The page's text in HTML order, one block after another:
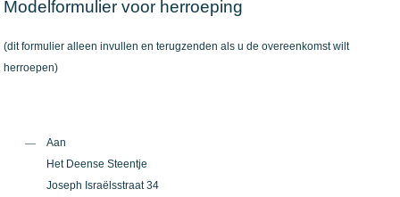
Modelformulier voor herroeping
(dit formulier alleen invullen en terugzenden als u de overeenkomst wilt
herroepen)
—
Aan
Het Deense Steentje
Joseph Israëlsstraat 34